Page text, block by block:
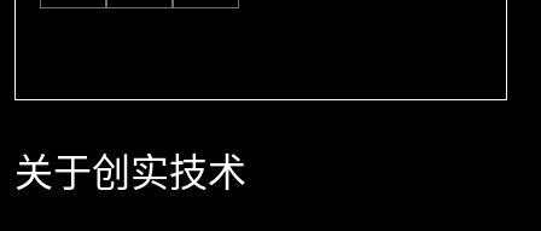
关于创实技术